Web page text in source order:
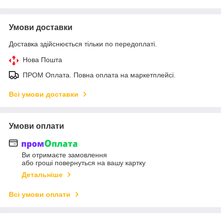
Умови доставки
Доставка здійснюється тільки по передоплаті.
Нова Пошта
ПРОМ Оплата. Повна оплата на маркетплейсі.
Всі умови доставки
Умови оплати
Ви отримаєте замовлення
або гроші повернуться на вашу картку
Детальніше
Всі умови оплати